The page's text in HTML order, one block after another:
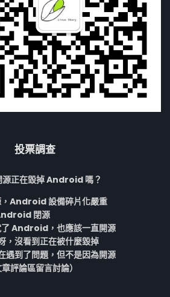
投票調查
源正在毀掉 Android 嗎？
，Android 設備碎片化嚴重
閉源
了 Android，也應該一直開源
沒看到正在被什麼毀掉
到了問題，但不是因為開源
評論區留言討論）